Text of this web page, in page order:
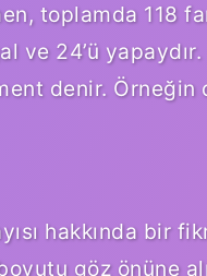
toplamda 118
24’ü
denir.
hakkında bir
göz önüne